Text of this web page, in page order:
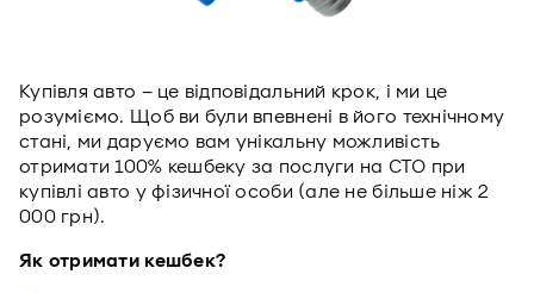
Купівля авто – це відповідальний крок, і ми це
розуміємо. Щоб ви були впевнені в його технічному
стані, ми даруємо вам унікальну можливість
отримати 100% кешбеку за послуги на СТО при
купівлі авто у фізичної особи (але не більше ніж 2
000 грн).
Як отримати кешбек?